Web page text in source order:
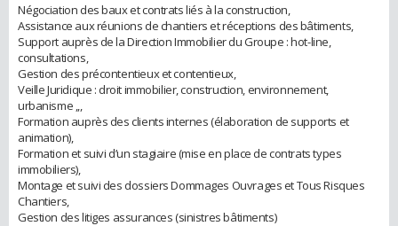
Négociation des baux et contrats liés à la construction,
Assistance aux réunions de chantiers et réceptions des bâtiments,
Support auprès de la Direction Immobilier du Groupe : hot-line,
consultations,
Gestion des précontentieux et contentieux,
Veille Juridique : droit immobilier, construction, environnement,
urbanisme ,,,
Formation auprès des clients internes (élaboration de supports et
animation),
Formation et suivi d’un stagiaire (mise en place de contrats types
immobiliers),
Montage et suivi des dossiers Dommages Ouvrages et Tous Risques
Chantiers,
Gestion des litiges assurances (sinistres bâtiments)